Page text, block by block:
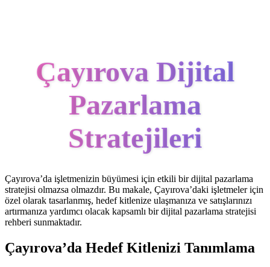
Çayırova Dijital
Pazarlama
Stratejileri
Çayırova’da işletmenizin büyümesi için etkili bir dijital pazarlama
stratejisi olmazsa olmazdır. Bu makale, Çayırova’daki işletmeler için
özel olarak tasarlanmış, hedef kitlenize ulaşmanıza ve satışlarınızı
artırmanıza yardımcı olacak kapsamlı bir dijital pazarlama stratejisi
rehberi sunmaktadır.
Çayırova’da Hedef Kitlenizi Tanımlama